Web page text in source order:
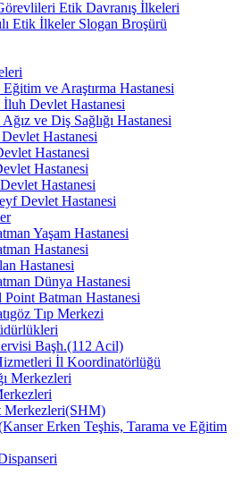
Etik Davranış İlkeleri
Etik İlkeler Slogan Broşürü
ve Araştırma Hastanesi
İluh Devlet Hastanesi
ve Diş Sağlığı Hastanesi
Hastanesi
Hastanesi
Hastanesi
Hastanesi
Devlet Hastanesi
Yaşam Hastanesi
Hastanesi
Hastanesi
Dünya Hastanesi
Point Batman Hastanesi
Tıp Merkezi
Başh.(112 Acil)
İl Koordinatörlüğü
Merkezleri
Merkezleri(SHM)
Erken Teşhis, Tarama ve Eğitim